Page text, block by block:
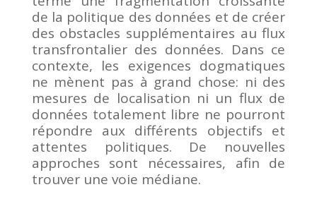
de la politique des données et de créer
des obstacles supplémentaires au flux
transfrontalier des données. Dans ce
contexte, les exigences dogmatiques
ne mènent pas à grand chose: ni des
mesures de localisation ni un flux de
données totalement libre ne pourront
répondre aux différents objectifs et
attentes politiques. De nouvelles
approches sont nécessaires, afin de
trouver une voie médiane.